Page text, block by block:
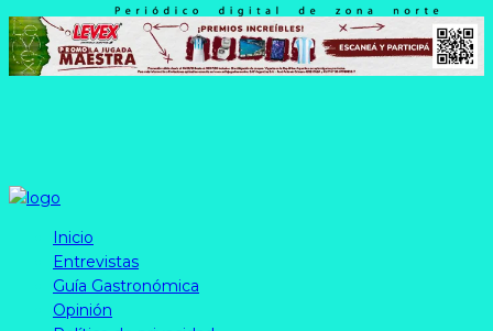
Inicio
Entrevistas
Guía Gastronómica
Opinión